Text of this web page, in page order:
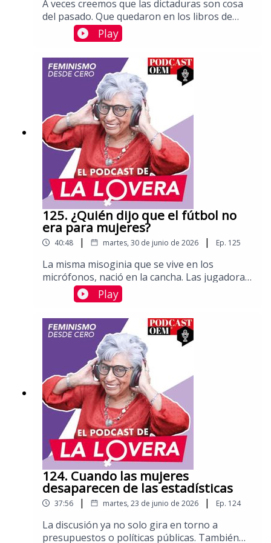
A veces creemos que las dictaduras son cosa
del pasado. Que quedaron en los libros de
historia. Pero en El Salvador la historia está
tomando otro rumbo.Y cuando eso pasa, las
mujeres suelen ser de las primeras en sentir
las consecuencias. En un país donde el aborto
está totalmente prohibido, incluso cuando la
vida de una niña o una mujer está en peligro,
feministas, defensoras de derechos humanos
y organizaciones civiles enfrentan
persecución, exilio y cárcel.Platicamos con
Bertha María de León, abogada salvadoreña y
defensora de derechos humanos. Trabaja en
un Programa de Protección de personas
defensoras de derechos humanos de
Centroamérica y es fundadora de la Mesa del
Exilio Salvadoreño.Aquí puedes leer más
columnas de Sara Lovera.
Play
125. ¿Quién dijo que el fútbol no
era para mujeres?
40:48 | martes, 30 de junio de 2026 | Ep. 125
La misma misoginia que se vive en los
micrófonos, nació en la cancha. Las jugadoras
se enfrentaron a un entorno donde se asumía
que el fútbol no era para mujeres,
soportando maltrato psicológico y etiquetas
machistas. Platicamos con Marisa Lara Zárate,
comentarista y reportera deportiva con más
de 25 años de experiencia en el campo.
Analizan la transición desde una época de
acoso y cosificación sistemática hacia un
presente de mayor visibilidad y denuncia
gracias a las redes sociales y la creación de la
Liga MX Femenil. Aquí puedes leer más
columnas de Sara Lovera.
Play
124. Cuando las mujeres
desaparecen de las estadísticas
37:56 | martes, 23 de junio de 2026 | Ep. 124
La discusión ya no solo gira en torno a
presupuestos o políticas públicas. También